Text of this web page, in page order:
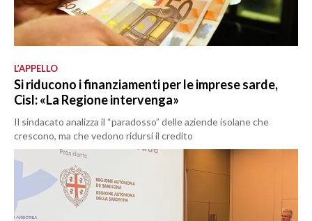
L’APPELLO
Si riducono i finanziamenti per le imprese sarde,
Cisl: «La Regione intervenga»
Il sindacato analizza il “paradosso” delle aziende isolane che
crescono, ma che vedono ridursi il credito